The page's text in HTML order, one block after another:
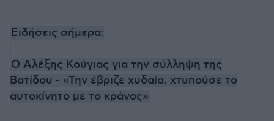
Ειδήσεις σήμερα:
Ο Αλέξης Κούγιας για την σύλληψη της
Βατίδου - «Την έβριζε χυδαία, χτυπούσε το
αυτοκίνητο με το κράνος»